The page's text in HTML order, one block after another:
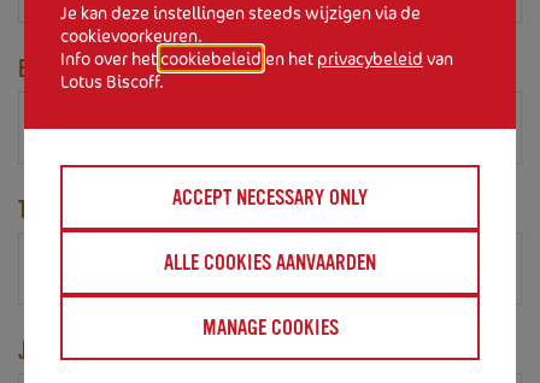
E-MAILADRES*
TEL.
JE BERICHT*
Je kan deze instellingen steeds wijzigen via de
cookievoorkeuren.
Info over hetcookiebeleid en het privacybeleid van
Lotus Biscoff.
ACCEPT NECESSARY ONLY
ALLE COOKIES AANVAARDEN
MANAGE COOKIES